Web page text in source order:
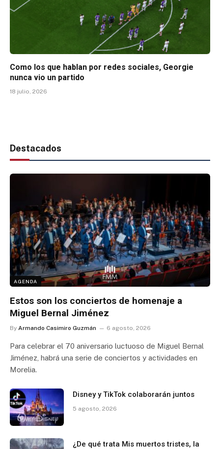
Como los que hablan por redes sociales, Georgie
nunca vio un partido
18 julio, 2026
Destacados
AGENDA
Estos son los conciertos de homenaje a
Miguel Bernal Jiménez
By Armando Casimiro Guzmán 6 agosto, 2026
Para celebrar el 70 aniversario luctuoso de Miguel Bernal
Jiménez, habrá una serie de conciertos y actividades en
Morelia.
Disney y TikTok colaborarán juntos
5 agosto, 2026
¿De qué trata Mis muertos tristes, la